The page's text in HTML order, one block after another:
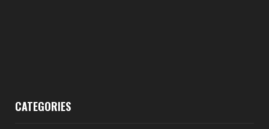
CATEGORIES